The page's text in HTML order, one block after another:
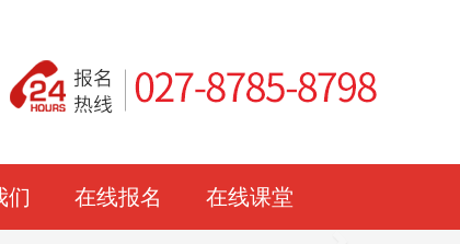
们 在线报名 在线课堂